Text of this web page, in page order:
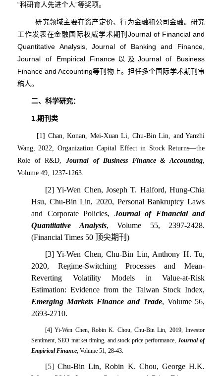
“科研育人先进个人”等奖项。
研究领域主要在资产定价、行为金融和公司金融。研究
工作发表在金融国际权威学术期刊Journal of Financial and
Quantitative Analysis, Journal of Banking and Finance,
Journal of Empirical Finance以及Journal of Business
Finance and Accounting等刊物上。担任多个国际学术期刊审
稿人。
二、科学研究：
1.期刊类
[1] Chan, Konan, Mei-Xuan Li, Chu-Bin Lin, and Yanzhi
Wang, 2022, Organization Capital Effect in Stock Returns—the
Role of R&D, Journal of Business Finance & Accounting,
Volume 49, 1237-1263.
[2] Yi-Wen Chen, Joseph T. Halford, Hung-Chia
Hsu, Chu-Bin Lin, 2020, Personal Bankruptcy Laws
and Corporate Policies, Journal of Financial and
Quantitative Analysis, Volume 55, 2397-2428.
(Financial Times 50 顶尖期刊 )
[3] Yi-Wen Chen, Chu-Bin Lin, Anthony H. Tu,
2020, Regime-Switching Processes and Mean-
Reverting Volatility Models in Value-at-Risk
Estimation: Evidence from the Taiwan Stock Index,
Emerging Markets Finance and Trade, Volume 56,
2693-2710.
[4] Yi-Wen Chen, Robin K. Chou, Chu-Bin Lin, 2019, Investor
Sentiment, SEO market timing, and stock price performance,Journal of
Empirical Finance, Volume 51, 28-43.
[5]Chu-Bin Lin, Robin K. Chou, George H.K.